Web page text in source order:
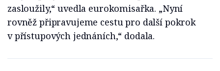
zasloužily,“ uvedla eurokomisařka. „Nyní
rovněž připravujeme cestu pro další pokrok
v přístupových jednáních,“ dodala.